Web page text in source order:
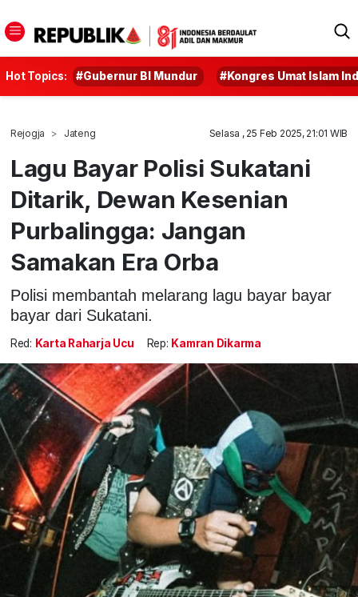
Hot Topics: #Gubernur BI Mundur #Kongres Umat Islam
Rejogja Jateng Selasa , 25 Feb 2025, 21:01 WIB
Lagu Bayar Polisi Sukatani
Ditarik, Dewan Kesenian
Purbalingga: Jangan
Samakan Era Orba
Polisi membantah melarang lagu bayar bayar
bayar dari Sukatani.
Red: Karta Raharja Ucu Rep: Kamran Dikarma